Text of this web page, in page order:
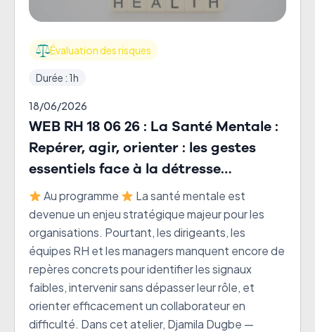
Évaluation des risques
Durée : 1h
18/06/2026
WEB RH 18 06 26 : La Santé Mentale :
Repérer, agir, orienter : les gestes
essentiels face à la détresse
psychique
Au programme
La santé mentale est
devenue un enjeu stratégique majeur pour les
organisations. Pourtant, les dirigeants, les
équipes RH et les managers manquent encore de
repères concrets pour identifier les signaux
faibles, intervenir sans dépasser leur rôle, et
orienter efficacement un collaborateur en
difficulté. Dans cet atelier, Djamila Dugbe —